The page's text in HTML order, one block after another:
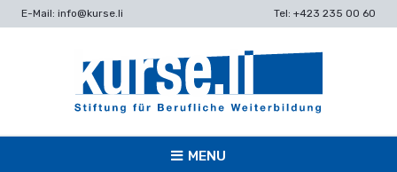
E-Mail: info@kurse.li Tel: +423 235 00 60
MENU